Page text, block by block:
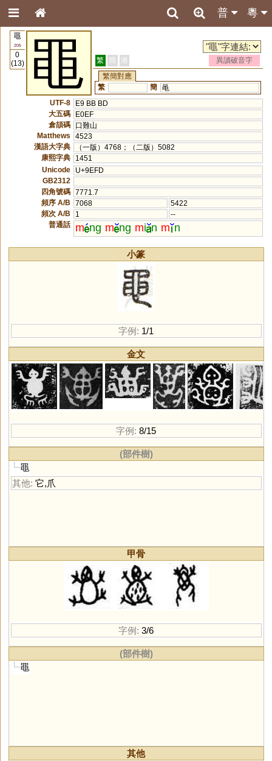
粵
普
黽
205
0
(13)
黽 繁 簡 港
異讀破音字
繁簡對應
繁
簡 黾
UTF-8
E9 BB BD
大五碼
E0EF
倉頡碼
口難山
Matthews
4523
漢語大字典
（一版）4768；（二版）5082
康熙字典
1451
Unicode
U+9EFD
GB2312
四角號碼 7771.7
頻序 A/B
7068
5422
頻次 A/B
1
--
普通話
m ng m ng mi n m n
小篆
字例: 1/1
金文
字例: 8/15
(部件樹)
黽
其他: 它,爪
甲骨
字例: 3/6
(部件樹)
黽
其他